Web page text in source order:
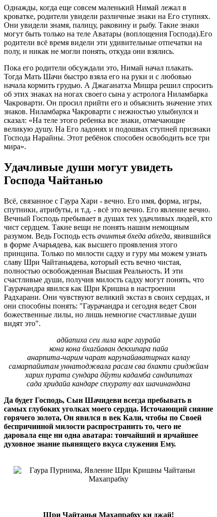
Однажды, когда еще совсем маленький Нимай лежал в
кроватке, родители увидели различные знаки на Его ступнях.
Они увидели знамя, палицу, раковину и рыбу. Такие знаки
могут быть только на теле Аватары (воплощения Господа).Его
родители всё время видели эти удивительные отпечатки на
полу, и никак не могли понять, откуда они взялись.
Пока его родители обсуждали это, Нимай начал плакать.
Тогда Мать Шачи быстро взяла его на руки и с любовью
начала кормить грудью. А Джаганатха Мишра решил спросить
об этих знаках на ногах своего сына у астролога Ниламбарка
Чакроварти. Он просил прийти его и объяснить значение этих
знаков. Ниламбарка Чакроварти с нежностью улыбнулся и
сказал: «На теле этого ребенка все знаки, отмечающие
великую душу. На Его ладонях и подошвах ступней признаки
Господа Нарайны. Этот ребёнок способен освободить все три
мира».
Удачливые души могут увидеть
Господа Чайтанью
Всё, связанное с Гаура Хари - вечно. Его имя, форма, игры,
спутники, атрибуты, и т.д. - всё это вечно. Его явление вечно.
Вечный Господь пребывает в душах тех удачливых людей, кто
чист сердцем. Такие вещи не понять нашим немощным
разумом. Ведь Господь есть ачинтья бхеда абхеда, явившийся
в форме Ачарьядева, как высшего проявления этого
принципа. Только по милости садху и гуру мы можем узнать
славу Шри Чайтаньядева, который есть вечно чистая,
полностью освобожденная Высшая Реальность. И эти
счастливые души, получив милость садху могут понять, что
Гаурачандра явился как Шри Кришна в настроении
Радхарани. Они чувствуют великий экстаз в своих сердцах, и
они способны понять: "Гаурачандра и сегодня ведет Свои
божественные лилы, но лишь немногие счастливые души
видят это".
адйапиха сеи лила каре гаурайа
кона кона бхагйаван декхипара пайа
анарпита-чарим чарат карунайаватирнах калау
самарпайитам уннатоджвала расам сва бхакти сриджйам
харих пурата сундара дйути кадамба сандипитах
сада хридайа кандаре спхурату вах шачинандана
Да будет Господь, Сын Шачидеви всегда пребывать в
самых глубоких уголках моего сердца. Источающий сияние
горячего золота, Он явился в век Кали, чтобы по Своей
беспричинной милости распространить то, чего не
даровала еще ни одна аватара: тончайший и ярчайшее
духовное знание пьянящего вкуса служения Ему.
Шри Чайтанья Махапрабху ки джай!